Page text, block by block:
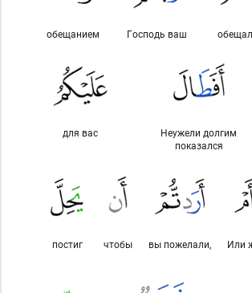
Господь ваш
обещанием
Неужели долгим
показался
для вас
Или
вы пожелали,
чтобы
постиг